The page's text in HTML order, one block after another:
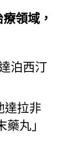
領域，
泊西汀
達拉非
藥丸」